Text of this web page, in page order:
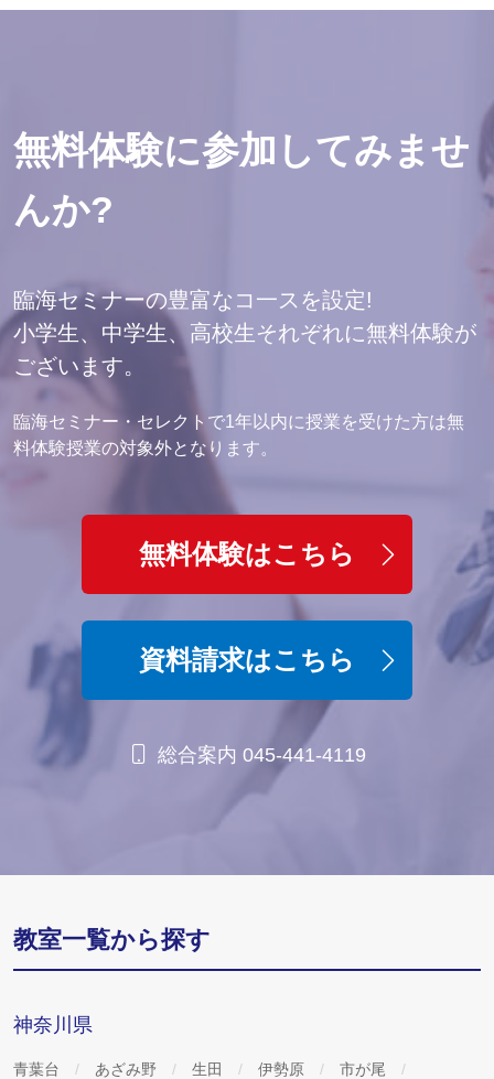
無料体験に参加してみませ
んか?
臨海セミナーの豊富なコ一スを設定!
小学生、中学生、高校生それぞれに無料体験が
ございます。
臨海セミナー・セレクトで1年以内に授業を受けた方は無
料体験授業の対象外となります。
無料体験はこちら
資料請求はこちら
総合案内 045-441-4119
教室一覧から探す
神奈川県
青葉台 あざみ野 生田 伊勢原 市が尾